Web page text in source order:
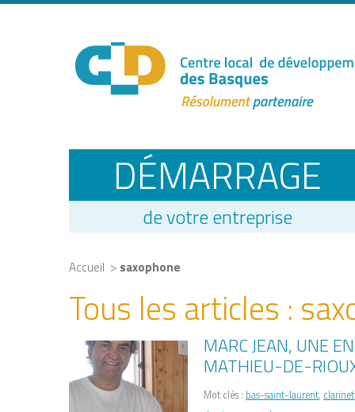
DÉMARRAGE
de votre entreprise
Accueil > saxophone
Tous les articles :
MARC JEAN, UNE
MATHIEU-DE-
Mot clés : bas-saint-laurent,